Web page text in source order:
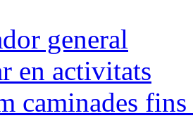
general
en activitats
caminades